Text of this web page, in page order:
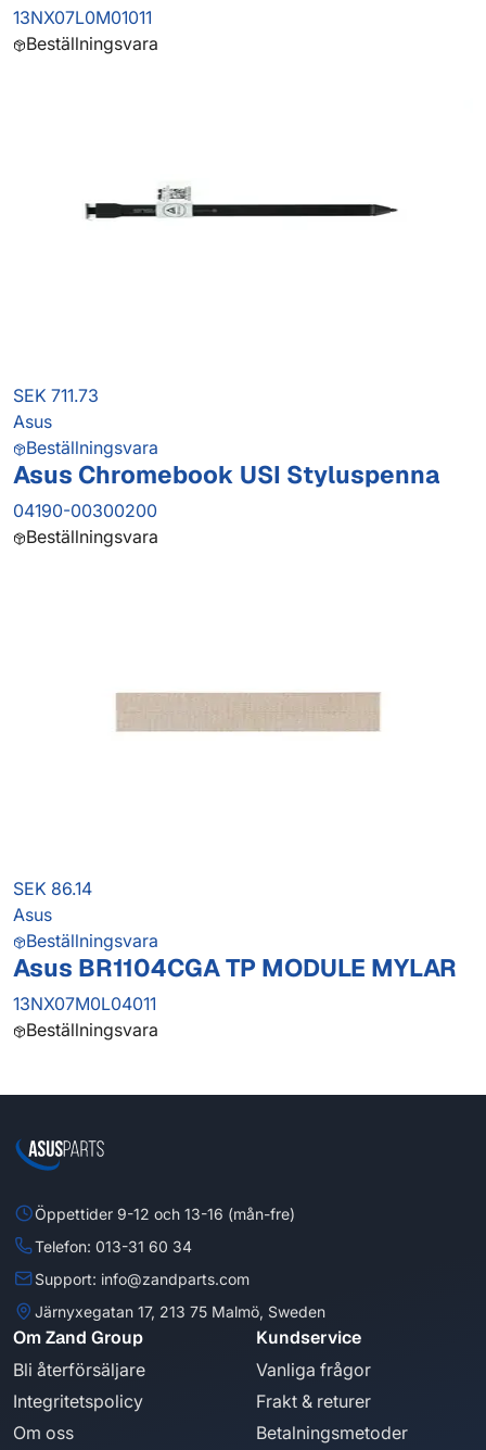
13NX07L0M01011
Beställningsvara
SEK 711.73
Asus
Beställningsvara
Asus Chromebook USI Styluspenna
04190-00300200
Beställningsvara
SEK 86.14
Asus
Beställningsvara
Asus BR1104CGA TP MODULE MYLAR
13NX07M0L04011
Beställningsvara
Öppettider 9-12 och 13-16 (mån-fre)
Telefon: 013-31 60 34
Support: info@zandparts.com
Järnyxegatan 17, 213 75 Malmö, Sweden
Om Zand Group
Bli återförsäljare
Integritetspolicy
Om oss
Kundservice
Vanliga frågor
Frakt & returer
Betalningsmetoder